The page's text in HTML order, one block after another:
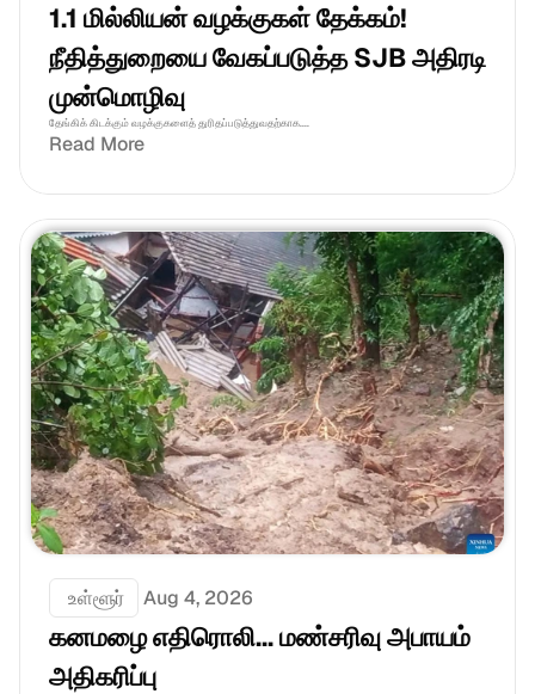
1.1 மில்லியன் வழக்குகள் தேக்கம்!
நீதித்துறையை வேகப்படுத்த SJB அதிரடி
முன்மொழிவு
தேங்கிக் கிடக்கும் வழக்குகளைத் துரிதப்படுத்துவதற்காக....
Read More
உள்ளூர் Aug 4, 2026
கனமழை எதிரொலி... மண்சரிவு அபாயம்
அதிகரிப்பு